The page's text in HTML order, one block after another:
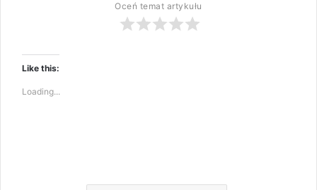
Oceń temat artykułu
Like this:
Loading...